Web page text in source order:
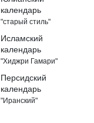
календарь
"старый стиль"
Исламский
календарь
"Хиджри Гамари"
Персидский
календарь
"Иранский"